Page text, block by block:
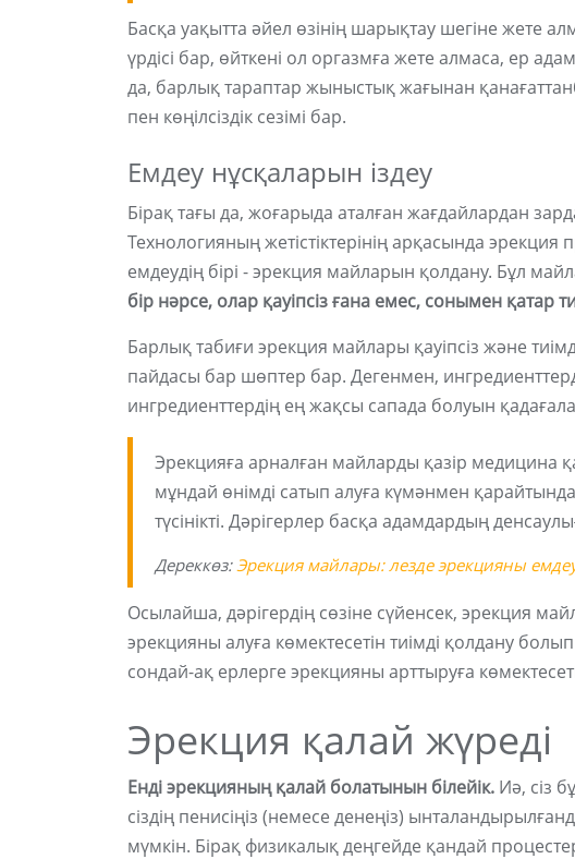
Басқа уақытта әйел өзінің шарықтау шегіне жете
үрдісі бар, өйткені ол оргазмға жете алмаса, ер
да, барлық тараптар жыныстық жағынан
пен көңілсіздік сезімі бар.
Емдеу нұсқаларын іздеу
Бірақ тағы да, жоғарыда аталған жағдайлардан
Технологияның жетістіктерінің арқасында
емдеудің бірі - эрекция майларын қолдану. Бұл
бір нәрсе, олар қауіпсіз ғана емес, сонымен қатар
Барлық табиғи эрекция майлары қауіпсіз және
пайдасы бар шөптер бар. Дегенмен,
ингредиенттердің ең жақсы сапада болуын
Эрекцияға арналған майларды қазір медицина
мұндай өнімді сатып алуға күмәнмен
түсінікті. Дәрігерлер басқа адамдардың
Дереккөз:Эрекция майлары: лезде эрекцияны
Осылайша, дәрігердің сөзіне сүйенсек, эрекция
эрекцияны алуға көмектесетін тиімді қолдану
сондай-ақ ерлерге эрекцияны арттыруға
Эрекция қалай жүреді
Енді эрекцияның қалай болатынын білейік. Иә, сіз
сіздің пенисіңіз (немесе денеңіз)
мүмкін. Бірақ физикалық деңгейде қандай